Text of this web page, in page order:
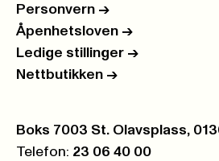
Personvern ->
Åpenhetsloven ->
Ledige stillinger ->
Nettbutikken ->
Postboks:
Boks 7003 St. Olavsplass,
Telefon: 23 06 40 00